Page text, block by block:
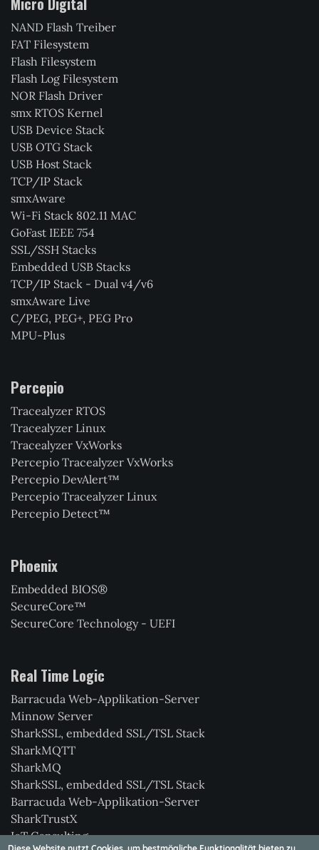
NAND Flash Treiber
FAT Filesystem
Flash Filesystem
Flash Log Filesystem
NOR Flash Driver
smx RTOS Kernel
USB Device Stack
USB OTG Stack
USB Host Stack
TCP/IP Stack
smxAware
Wi-Fi Stack 802.11 MAC
GoFast IEEE 754
SSL/SSH Stacks
Embedded USB Stacks
TCP/IP Stack - Dual v4/v6
smxAware Live
C/PEG, PEG+, PEG Pro
MPU-Plus
Percepio
Tracealyzer RTOS
Tracealyzer Linux
Tracealyzer VxWorks
Percepio Tracealyzer VxWorks
Percepio DevAlert™
Percepio Tracealyzer Linux
Percepio Detect™
Phoenix
Embedded BIOS®
SecureCore™
SecureCore Technology - UEFI
Real Time Logic
Barracuda Web-Applikation-Server
Minnow Server
SharkSSL, embedded SSL/TSL Stack
SharkMQTT
SharkMQ
SharkSSL, embedded SSL/TSL Stack
Barracuda Web-Applikation-Server
SharkTrustX
IoT Consulting